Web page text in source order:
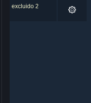
excluido 2